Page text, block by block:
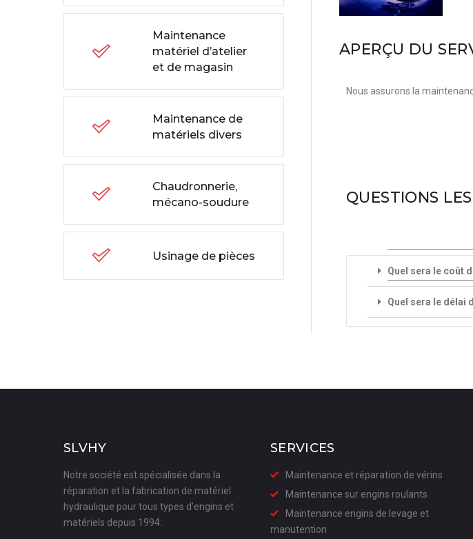
APERÇU DU
Nous assurons la
QUESTIONS
Quel sera le coût
Quel sera le délai
Maintenance
matériel d’atelier
et de magasin
Maintenance de
matériels divers
Chaudronnerie,
mécano-soudure
Usinage de pièces
SLVHY
Notre société est spécialisée dans la
réparation et la fabrication de matériel
hydraulique pour tous types d’engins et
matériels depuis 1994.
SERVICES
Maintenance et réparation de vérins
Maintenance sur engins roulants
Maintenance engins de levage et
manutention